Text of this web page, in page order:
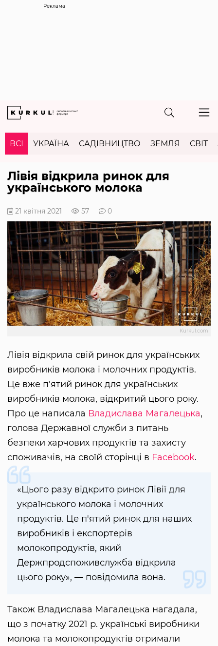
Реклама
ВСІ УКРАЇНА САДІВНИЦТВО ЗЕМЛЯ СВІТ
Лівія відкрила ринок для
українського молока
21 квітня 2021 57 0
Kurkul.com
Лівія відкрила свій ринок для українських
виробників молока і молочних продуктів.
Це вже п'ятий ринок для українських
виробників молока, відкритий цього року.
Про це написала Владислава Магалецька,
голова Державної служби з питань
безпеки харчових продуктів та захисту
споживачів, на своїй сторінці в Facebook.
«Цього разу відкрито ринок Лівії для
українського молока і молочних
продуктів. Це п'ятий ринок для наших
виробників і експортерів
молокопродуктів, який
Держпродспоживслужба відкрила
цього року», — повідомила вона.
Також Владислава Магалецька нагадала,
що з початку 2021 р. українські виробники
молока та молокопродуктів отримали